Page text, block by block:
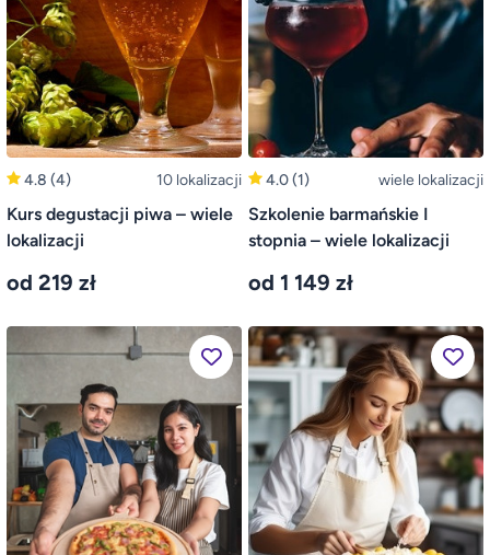
4.8 (4) 10 lokalizacji
Kurs degustacji piwa – wiele
lokalizacji
od 219 zł
4.0(1) wiele lokalizacji
Szkolenie barmańskie I
stopnia – wiele lokalizacji
od 1 149 zł